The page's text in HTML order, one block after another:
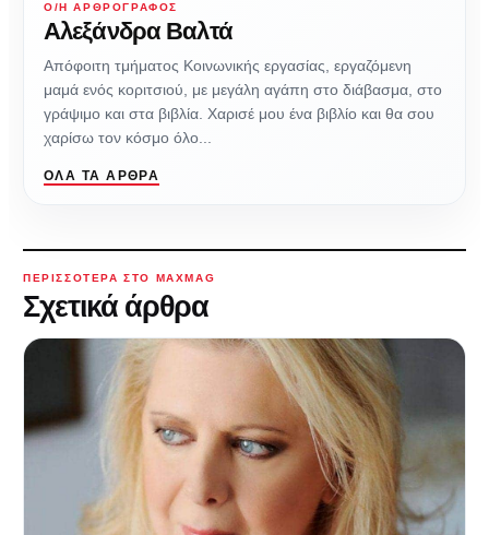
Ο/Η ΑΡΘΡΟΓΡΆΦΟΣ
Αλεξάνδρα Βαλτά
Απόφοιτη τμήματος Κοινωνικής εργασίας, εργαζόμενη
μαμά ενός κοριτσιού, με μεγάλη αγάπη στο διάβασμα, στο
γράψιμο και στα βιβλία. Χαρισέ μου ένα βιβλίο και θα σου
χαρίσω τον κόσμο όλο...
ΌΛΑ ΤΑ ΆΡΘΡΑ
ΠΕΡΙΣΣΌΤΕΡΑ ΣΤΟ MAXMAG
Σχετικά άρθρα